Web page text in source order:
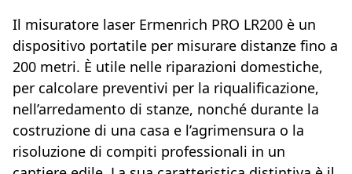
Il misuratore laser Ermenrich PRO LR200 è un
dispositivo portatile per misurare distanze fino a
200 metri. È utile nelle riparazioni domestiche,
per calcolare preventivi per la riqualificazione,
nell’arredamento di stanze, nonché durante la
costruzione di una casa e l’agrimensura o la
risoluzione di compiti professionali in un